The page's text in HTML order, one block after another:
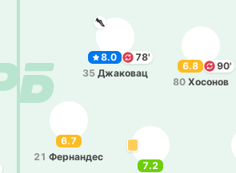
6.7
21 Фе­рна­ндес
7.2
6.8
90'
80 Хо­со­нов
8.0
78'
35 Джа­ко­вац